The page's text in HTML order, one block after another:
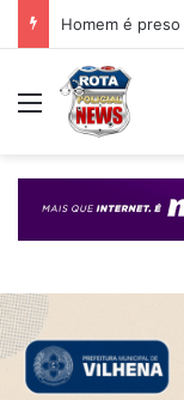
Menu